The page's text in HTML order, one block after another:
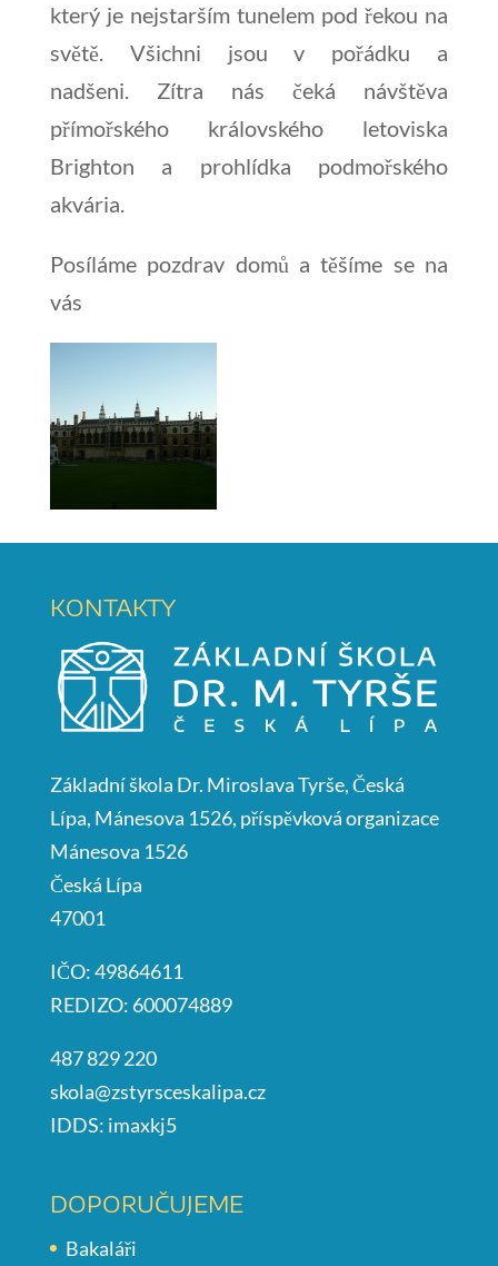
který je nejstarším tunelem pod řekou na
světě. Všichni jsou v pořádku a
nadšeni. Zítra nás čeká návštěva
přímořského královského letoviska
Brighton a prohlídka podmořského
akvária.
Posíláme pozdrav domů a těšíme se na
vás
KONTAKTY
Základní škola Dr. Miroslava Tyrše, Česká
Lípa, Mánesova 1526, příspěvková organizace
Mánesova 1526
Česká Lípa
47001
IČO: 49864611
REDIZO: 600074889
487 829 220
skola@zstyrsceskalipa.cz
IDDS: imaxkj5
DOPORUČUJEME
Bakaláři